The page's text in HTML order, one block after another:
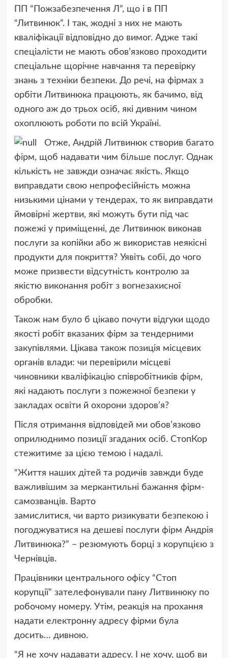
ПП “Пожзабезпечення Л”, що і в ПП
“Литвинюк”. І так, жодні з них не мають
кваліфікації відповідно до вимог. Адже такі
спеціалісти не мають обов’язково проходити
спеціальне щорічне навчання та перевірку
знань з техніки безпеки. До речі, на фірмах з
орбіти Литвинюка працюють, як бачимо, від
одного аж до трьох осіб, які дивним чином
охоплюють роботи по всій Україні.
Отже, Андрій Литвинюк створив багато
фірм, щоб надавати чим більше послуг. Однак
кількість не завжди означає якість. Якщо
виправдати свою непрофесійність можна
низькими цінами у тендерах, то як виправдати
ймовірні жертви, які можуть бути під час
пожежі у приміщенні, де Литвинюк виконав
послуги за копійки або ж використав неякісні
продукти для покриття? Уявіть собі, до чого
може призвести відсутність контролю за
якістю виконання робіт з вогнезахисної
обробки.
Також нам було б цікаво почути відгуки щодо
якості робіт вказаних фірм за тендерними
закупівлями. Цікава також позиція місцевих
органів влади: чи перевірили місцеві
чиновники кваліфікацію співробітників фірм,
які надають послуги з пожежної безпеки у
закладах освіти й охорони здоров’я?
Після отримання відповідей ми обов’язково
оприлюднимо позиції згаданих осіб. СтопКор
стежитиме за цією темою і надалі.
“Життя наших дітей та родичів завжди буде
важливішим за меркантильні бажання фірм-
самозванців. Варто
замислитися, чи варто ризикувати безпекою і
погоджуватися на дешеві послуги фірм Андрія
Литвинюка?” – резюмують борці з корупцією з
Чернівців.
Працівники центрального офісу “Стоп
корупції” зателефонували пану Литвинюку по
робочому номеру. Утім, реакція на прохання
надати електронну адресу фірми була
досить… дивною.
“Я не хочу надавати адресу. І не хочу, щоб ви